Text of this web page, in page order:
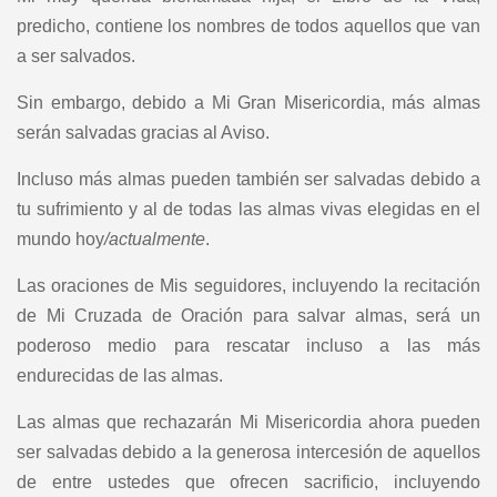
predicho, contiene los nombres de todos aquellos que van
a ser salvados.
Sin embargo, debido a Mi Gran Misericordia, más almas
serán salvadas gracias al Aviso.
Incluso más almas pueden también ser salvadas debido a
tu sufrimiento y al de todas las almas vivas elegidas en el
mundo hoy/actualmente.
Las oraciones de Mis seguidores, incluyendo la recitación
de Mi Cruzada de Oración para salvar almas, será un
poderoso medio para rescatar incluso a las más
endurecidas de las almas.
Las almas que rechazarán Mi Misericordia ahora pueden
ser salvadas debido a la generosa intercesión de aquellos
de entre ustedes que ofrecen sacrificio, incluyendo